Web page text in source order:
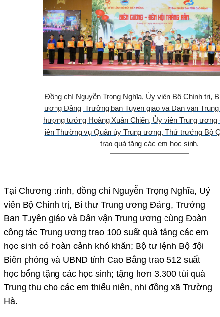
Đồng chí Nguyễn Trọng Nghĩa, Ủy viên Bộ Chính trị,
ương Đảng, Trưởng ban Tuyên giáo và Dân vận
hượng tướng Hoàng Xuân Chiến, Ủy viên Trung
iên Thường vụ Quân ủy Trung ương, Thứ trưởng Bộ
trao quà tặng các em học sinh.
Tại Chương trình, đồng chí Nguyễn Trọng Nghĩa, Uỷ
viên Bộ Chính trị, Bí thư Trung ương Đảng, Trưởng
Ban Tuyên giáo và Dân vận Trung ương cùng Đoàn
công tác Trung ương trao 100 suất quà tặng các em
học sinh có hoàn cảnh khó khăn; Bộ tư lệnh Bộ đội
Biên phòng và UBND tỉnh Cao Bằng trao 512 suất
học bổng tặng các học sinh; tặng hơn 3.300 túi quà
Trung thu cho các em thiếu niên, nhi đồng xã Trường
Hà.